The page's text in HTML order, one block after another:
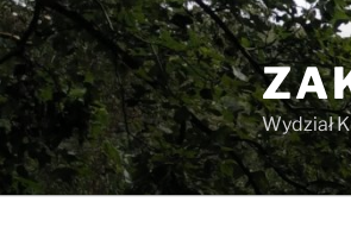
Przejdź
do
treści
Wydział